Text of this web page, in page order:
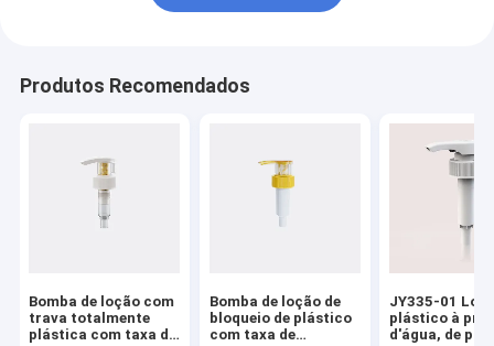
Produtos Recomendados
Bomba de loção com
trava totalmente
plástica com taxa de
Bomba de loção de
bloqueio de plástico
com taxa de
JY335-01
plástico à
d'água, de